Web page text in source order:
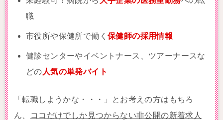
職
市役所や保健所で働く 保健師の採用情報
健診センターやイベントナース、ツアーナースな
どの 人気の単発バイト
「転職しようかな・・・」とお考えの方はもちろ
ん、
ココだけでしか見つからない非公開の新着求人